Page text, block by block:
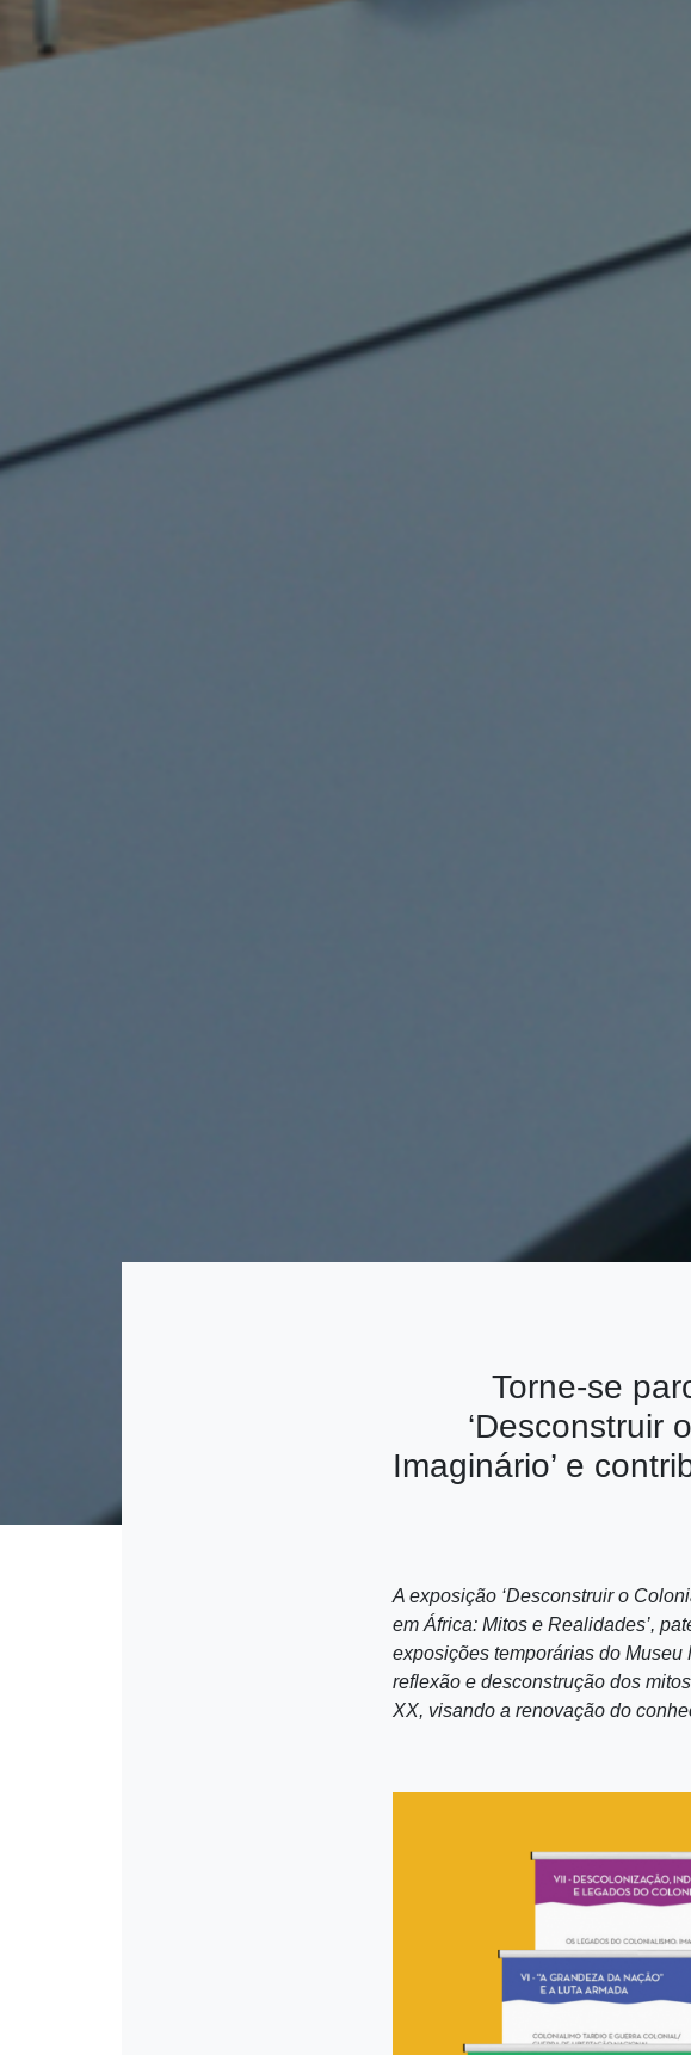
Torne-se
‘Desconstruir
Imaginário’ e
A exposição ‘Desconstruir o
em África: Mitos e Realidades’,
exposições temporárias do
reflexão e desconstrução dos
XX, visando a renovação do